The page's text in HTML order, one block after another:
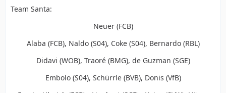
Team Santa:
Neuer (FCB)
Alaba (FCB), Naldo (S04), Coke (S04), Bernardo (RBL)
Didavi (WOB), Traoré (BMG), de Guzman (SGE)
Embolo (S04), Schürrle (BVB), Donis (VfB)